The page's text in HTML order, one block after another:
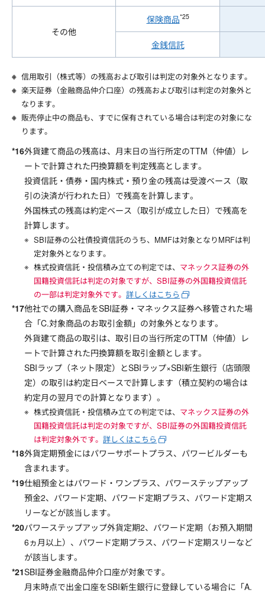
その他
保険商品*25
金銭信託
信用取引（株式等）の残高および取引は判定の対象外となります。
楽天証券（金融商品仲介口座）の残高および取引は判定の対象外と
なります。
販売停止中の商品も、すでに保有されている場合は判定の対象にな
ります。
外貨建て商品の残高は、月末日の当行所定のTTM（仲値）レ
ートで計算された円換算額を判定残高とします。
投資信託・債券・国内株式・預り金の残高は受渡ベース（取
引の決済が行われた日）で残高を計算します。
外国株式の残高は約定ベース（取引が成立した日）で残高を
計算します。
SBI証券の公社債投資信託のうち、MMFは対象となりMRFは判
定対象外となります。
株式投資信託・投信積み立ての判定では、 マネックス証券の外
国籍投資信託は判定の対象ですが、SBI証券の外国籍投資信託
の一部は判定対象外です。 詳しくはこちら
他社での購入商品をSBI証券・マネックス証券へ移管された場
合「C.対象商品のお取引金額」の対象外となります。
外貨建て商品の取引は、取引日の当行所定のTTM（仲値）レ
ートで計算された円換算額を取引金額とします。
SBIラップ（ネット限定）とSBIラップ×SBI新生銀行（店頭限
定）の取引は約定日ベースで計算します（積立契約の場合は
約定月の翌月での計算となります）。
株式投資信託・投信積み立ての判定では、 マネックス証券の外
国籍投資信託は判定の対象ですが、SBI証券の外国籍投資信託
は判定対象外です。 詳しくはこちら
外貨定期預金にはパワーサポートプラス、パワービルダーも
含まれます。
仕組預金とはパワード・ワンプラス、パワーステップアップ
預金2、パワード定期、パワード定期プラス、パワード定期ス
リーなどが該当します。
パワーステップアップ外貨定期2、パワード定期（お預入期間
6ヵ月以上）、パワード定期プラス、パワード定期スリーなど
が該当します。
SBI証券金融商品仲介口座が対象です。
月末時点で出金口座をSBI新生銀行に登録している場合に「A.